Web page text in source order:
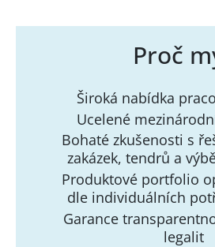
Proč
Široká nabídka
Ucelené
Bohaté zkušenosti s
zakázek, tendrů a
Produktové portfolio
dle individuálních
Garance
legalit